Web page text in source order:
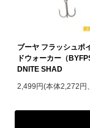
ブーヤ フラッシュポ
ドウォーカー（
DNITE SHAD
2,499円(本体2,272円